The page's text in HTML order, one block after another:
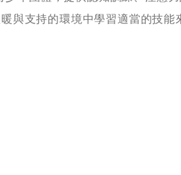
支持的環境中學習適當的技能